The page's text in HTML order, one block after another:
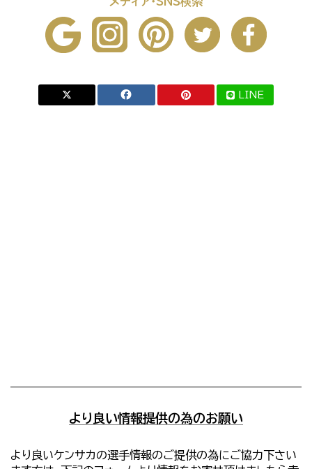
LINE
より良い情報提供の為のお願い
より良いケンサカの選手情報のご提供の為にご協力下さい